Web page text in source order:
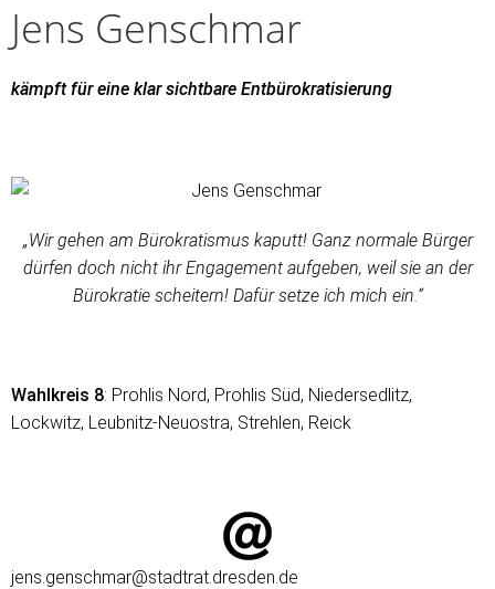
Jens Genschmar
kämpft für eine klar sichtbare Entbürokratisierung
„Wir gehen am Bürokratismus kaputt! Ganz normale Bürger
dürfen doch nicht ihr Engagement aufgeben, weil sie an der
Bürokratie scheitern! Dafür setze ich mich ein.“
Wahlkreis 8: Prohlis Nord, Prohlis Süd, Niedersedlitz,
Lockwitz, Leubnitz-Neuostra, Strehlen, Reick
jens.genschmar@stadtrat.dresden.de